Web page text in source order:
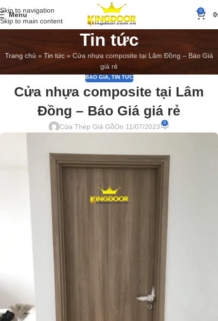
Skip to navigation
Skip to main content
Menu 0 0
Tin tức
Trang chủ » Tin tức » Cửa nhựa composite tại Lâm Đồng – Báo Giá
giá rẻ
BÁO GIÁ, TIN TỨC
Cửa nhựa composite tại Lâm
Đồng – Báo Giá giá rẻ
Cửa Thép Giả GỗOn 11/07/2023 0